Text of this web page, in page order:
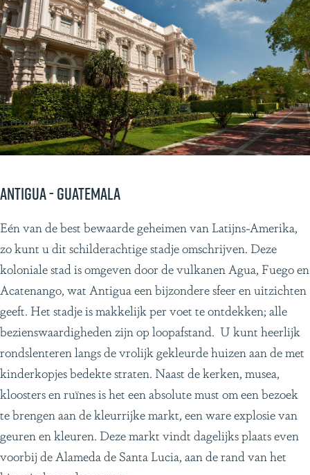
Antigua - Guatemala
Eén van de best bewaarde geheimen van Latijns-Amerika,
zo kunt u dit schilderachtige stadje omschrijven. Deze
koloniale stad is omgeven door de vulkanen Agua, Fuego en
Acatenango, wat Antigua een bijzondere sfeer en uitzichten
geeft. Het stadje is makkelijk per voet te ontdekken; alle
bezienswaardigheden zijn op loopafstand. U kunt heerlijk
rondslenteren langs de vrolijk gekleurde huizen aan de met
kinderkopjes bedekte straten. Naast de kerken, musea,
kloosters en ruïnes is het een absolute must om een bezoek
te brengen aan de kleurrijke markt, een ware explosie van
geuren en kleuren. Deze markt vindt dagelijks plaats even
voorbij de Alameda de Santa Lucia, aan de rand van het